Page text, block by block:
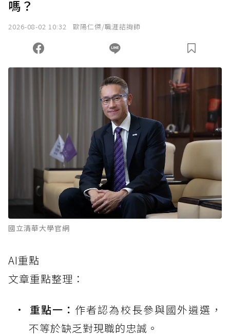
嗎？
2026-08-02 10:32 歐陽仁傑/職涯諮詢師
國立清華大學官網
AI重點
文章重點整理：
重點一： 作者認為校長參與國外遴選，
不等於缺乏對現職的忠誠。